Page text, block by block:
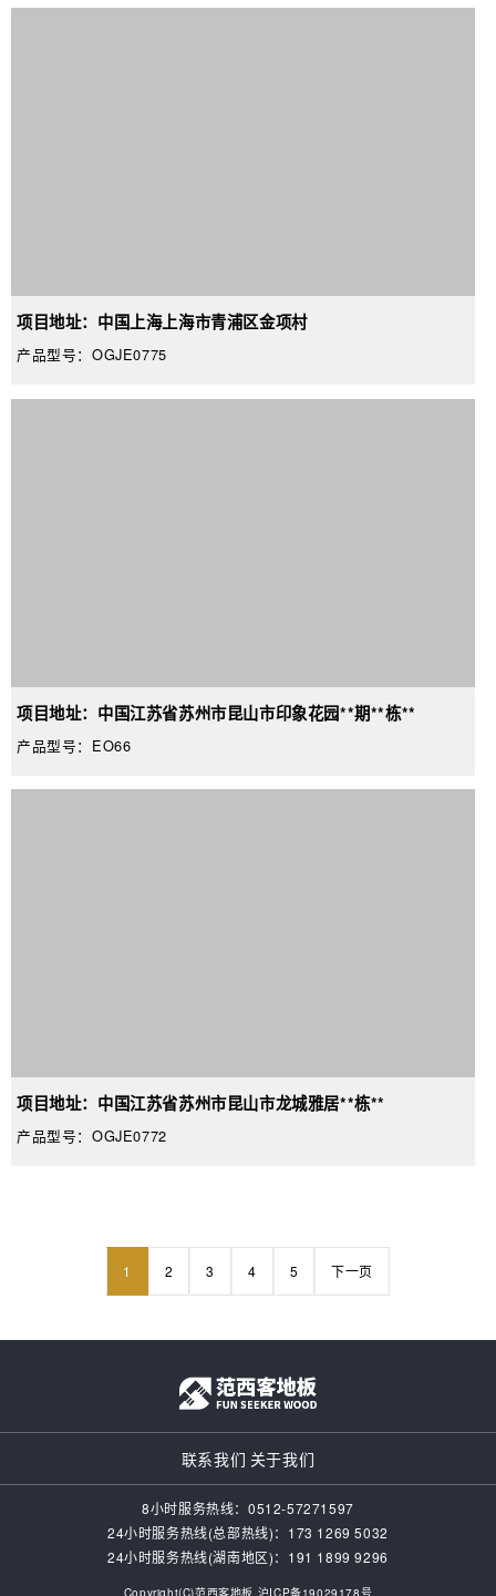
项目地址：中国上海上海市青浦区金项村
产品型号：OGJE0775
项目地址：中国江苏省苏州市昆山市印象花园**期**栋**
产品型号：EO66
项目地址：中国江苏省苏州市昆山市龙城雅居**栋**
产品型号：OGJE0772
1 2 3 4 5 下一页
联系我们 关于我们
8小时服务热线：0512-57271597
24小时服务热线(总部热线)：173 1269 5032
24小时服务热线(湖南地区)：‭191 1899 9296‬
Copyright(C)范西客地板 沪ICP备19029178号